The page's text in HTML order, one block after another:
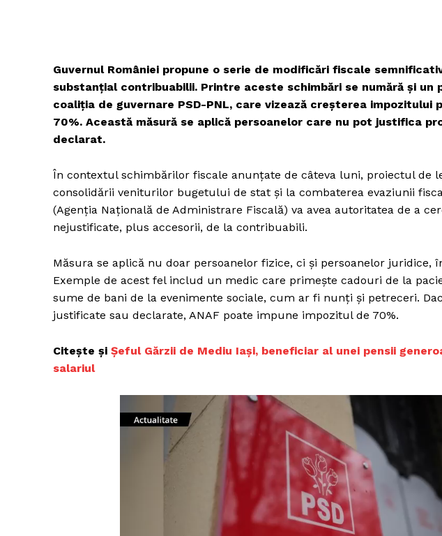
Guvernul României propune o serie de modificări fiscale
substanțial contribuabilii. Printre aceste schimbări se numără și
coaliția de guvernare PSD-PNL, care vizează creșterea impozitului
70%. Această măsură se aplică persoanelor care nu pot justifica
declarat.
În contextul schimbărilor fiscale anunțate de câteva luni, proiectul de
consolidării veniturilor bugetului de stat și la combaterea evaziunii
(Agenția Națională de Administrare Fiscală) va avea autoritatea de a
nejustificate, plus accesorii, de la contribuabili.
Măsura se aplică nu doar persoanelor fizice, ci și persoanelor juridice,
Exemple de acest fel includ un medic care primește cadouri de la
sume de bani de la evenimente sociale, cum ar fi nunți și petreceri.
justificate sau declarate, ANAF poate impune impozitul de 70%.
Citește și Șeful Gărzii de Mediu Iaşi, beneficiar al unei pensii
salariul